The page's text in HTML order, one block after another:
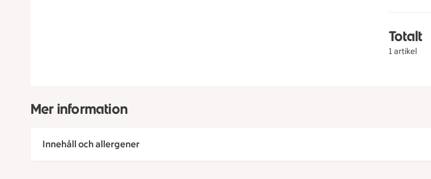
Totalt
1 artikel
Mer information
Innehåll och allergener